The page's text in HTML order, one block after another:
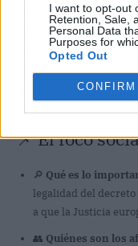
I want to opt-out
Retention, Sale,
Personal Data
Purposes for
Opted Out
CONFIRM
coordinación
Migración recién
políticas
comunitaria se
desafíos de los
📌 El foco
🔎 Qué es lo
legalidad del
a que la Justicia
👥 Quiénes son los